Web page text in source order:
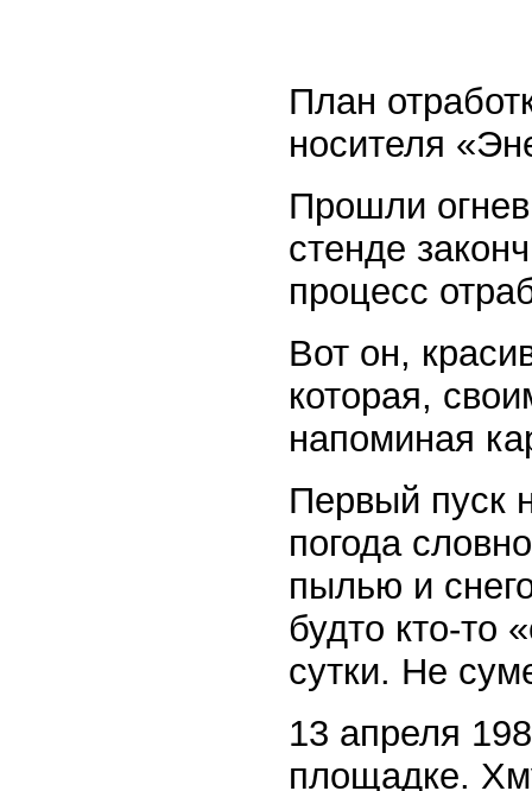
План
носителя
Прошли
стенде
процесс
Вот он,
которая,
напоминая
Первый пуск
погода
пылью и
будто кто-то
сутки. Не
13 апреля
площадке.